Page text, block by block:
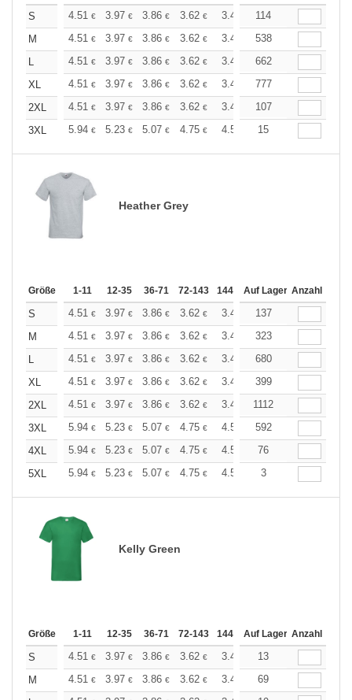
S 4.51 € 3.97 € 3.86 € 3.62 € 3.44 3.37
114
M
4.51 € 3.97 € 3.86 € 3.62 € 3.44 3.37
538
L
4.51 € 3.97 € 3.86 € 3.62 € 3.44 3.37
662
XL
4.51 € 3.97 € 3.86 € 3.62 € 3.44 3.37
777
2XL
4.51 € 3.97 € 3.86 € 3.62 € 3.44 3.37
107
3XL
5.94 € 5.23 € 5.07 € 4.75 € 4.51 4.43
15
Heather Grey
Größe 1-11 12-35 36-71 72-143 144-287 288 + Mehr
Auf Lager Anzahl
S 4.51 € 3.97 € 3.86 € 3.62 € 3.44 3.37
137
M
4.51 € 3.97 € 3.86 € 3.62 € 3.44 3.37
323
L
4.51 € 3.97 € 3.86 € 3.62 € 3.44 3.37
680
XL
4.51 € 3.97 € 3.86 € 3.62 € 3.44 3.37
399
2XL
4.51 € 3.97 € 3.86 € 3.62 € 3.44 3.37
1112
3XL
5.94 € 5.23 € 5.07 € 4.75 € 4.51 4.43
592
4XL
5.94 € 5.23 € 5.07 € 4.75 € 4.51 4.43
76
5XL
5.94 € 5.23 € 5.07 € 4.75 € 4.51 4.43
3
Kelly Green
Größe 1-11 12-35 36-71 72-143 144-287 288 + Mehr
Auf Lager Anzahl
S 4.51 € 3.97 € 3.86 € 3.62 € 3.44 3.37
13
M
4.51 € 3.97 € 3.86 € 3.62 € 3.44 3.37
69